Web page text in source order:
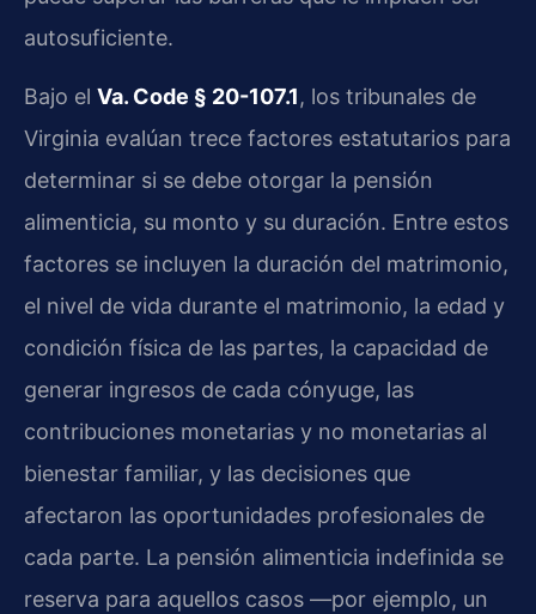
autosuficiente.
Bajo el Va. Code § 20-107.1, los tribunales de
Virginia evalúan trece factores estatutarios para
determinar si se debe otorgar la pensión
alimenticia, su monto y su duración. Entre estos
factores se incluyen la duración del matrimonio,
el nivel de vida durante el matrimonio, la edad y
condición física de las partes, la capacidad de
generar ingresos de cada cónyuge, las
contribuciones monetarias y no monetarias al
bienestar familiar, y las decisiones que
afectaron las oportunidades profesionales de
cada parte. La pensión alimenticia indefinida se
reserva para aquellos casos —por ejemplo, un